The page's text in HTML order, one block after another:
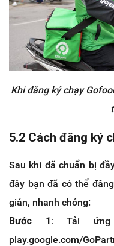
Khi đăng ký chạy
5.2 Cách đăng ký
Sau khi đã chuẩn bị
đây bạn đã có thể
giản, nhanh chóng:
Bước 1:Tải ứng
play.google.com/